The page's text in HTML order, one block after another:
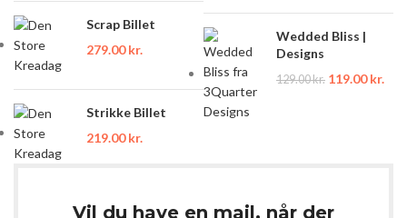
Scrap Billet
279.00kr.
Strikke Billet
219.00kr.
Wedded Bliss |
Designs
129.00kr. 119.00kr.
Vil du have en mail, når der